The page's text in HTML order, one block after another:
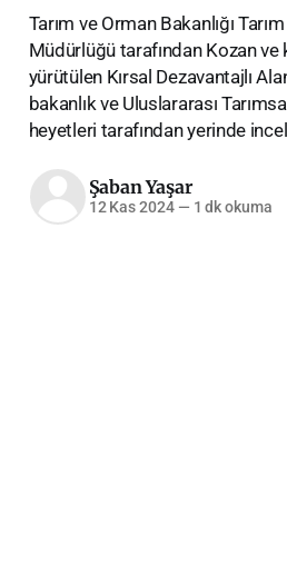
Tarım ve Orman Bakanlığı
Müdürlüğü tarafından Kozan
yürütülen Kırsal Dezavantajlı
bakanlık ve Uluslararası
heyetleri tarafından yerinde
Şaban Yaşar
12 Kas 2024 — 1 dk okuma